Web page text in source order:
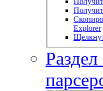
Explorer